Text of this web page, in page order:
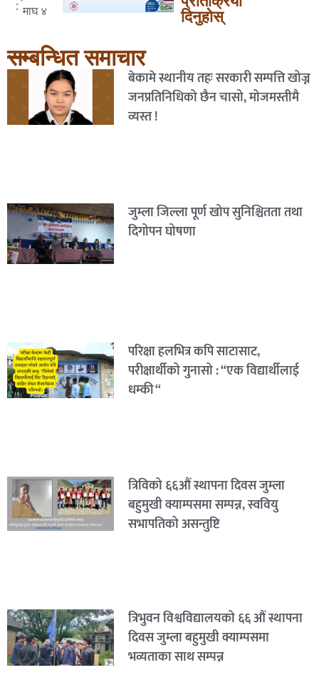
: माघ ४
दिनुहोस्
सम्बन्धित समाचार
बेकामे स्थानीय तहः सरकारी सम्पत्ति खोज्न
जनप्रतिनिधिको छैन चासो, मोजमस्तीमै
व्यस्त !
जुम्ला जिल्ला पूर्ण खोप सुनिश्चितता तथा
दिगोपन घोषणा
परिक्षा हलभित्र कपि साटासाट,
परीक्षार्थीको गुनासो : “एक विद्यार्थीलाई
धम्की “
त्रिविको ६६औं स्थापना दिवस जुम्ला
बहुमुखी क्याम्पसमा सम्पन्न, स्ववियु
सभापतिको असन्तुष्टि
त्रिभुवन विश्वविद्यालयको ६६ औं स्थापना
दिवस जुम्ला बहुमुखी क्याम्पसमा
भव्यताका साथ सम्पन्न